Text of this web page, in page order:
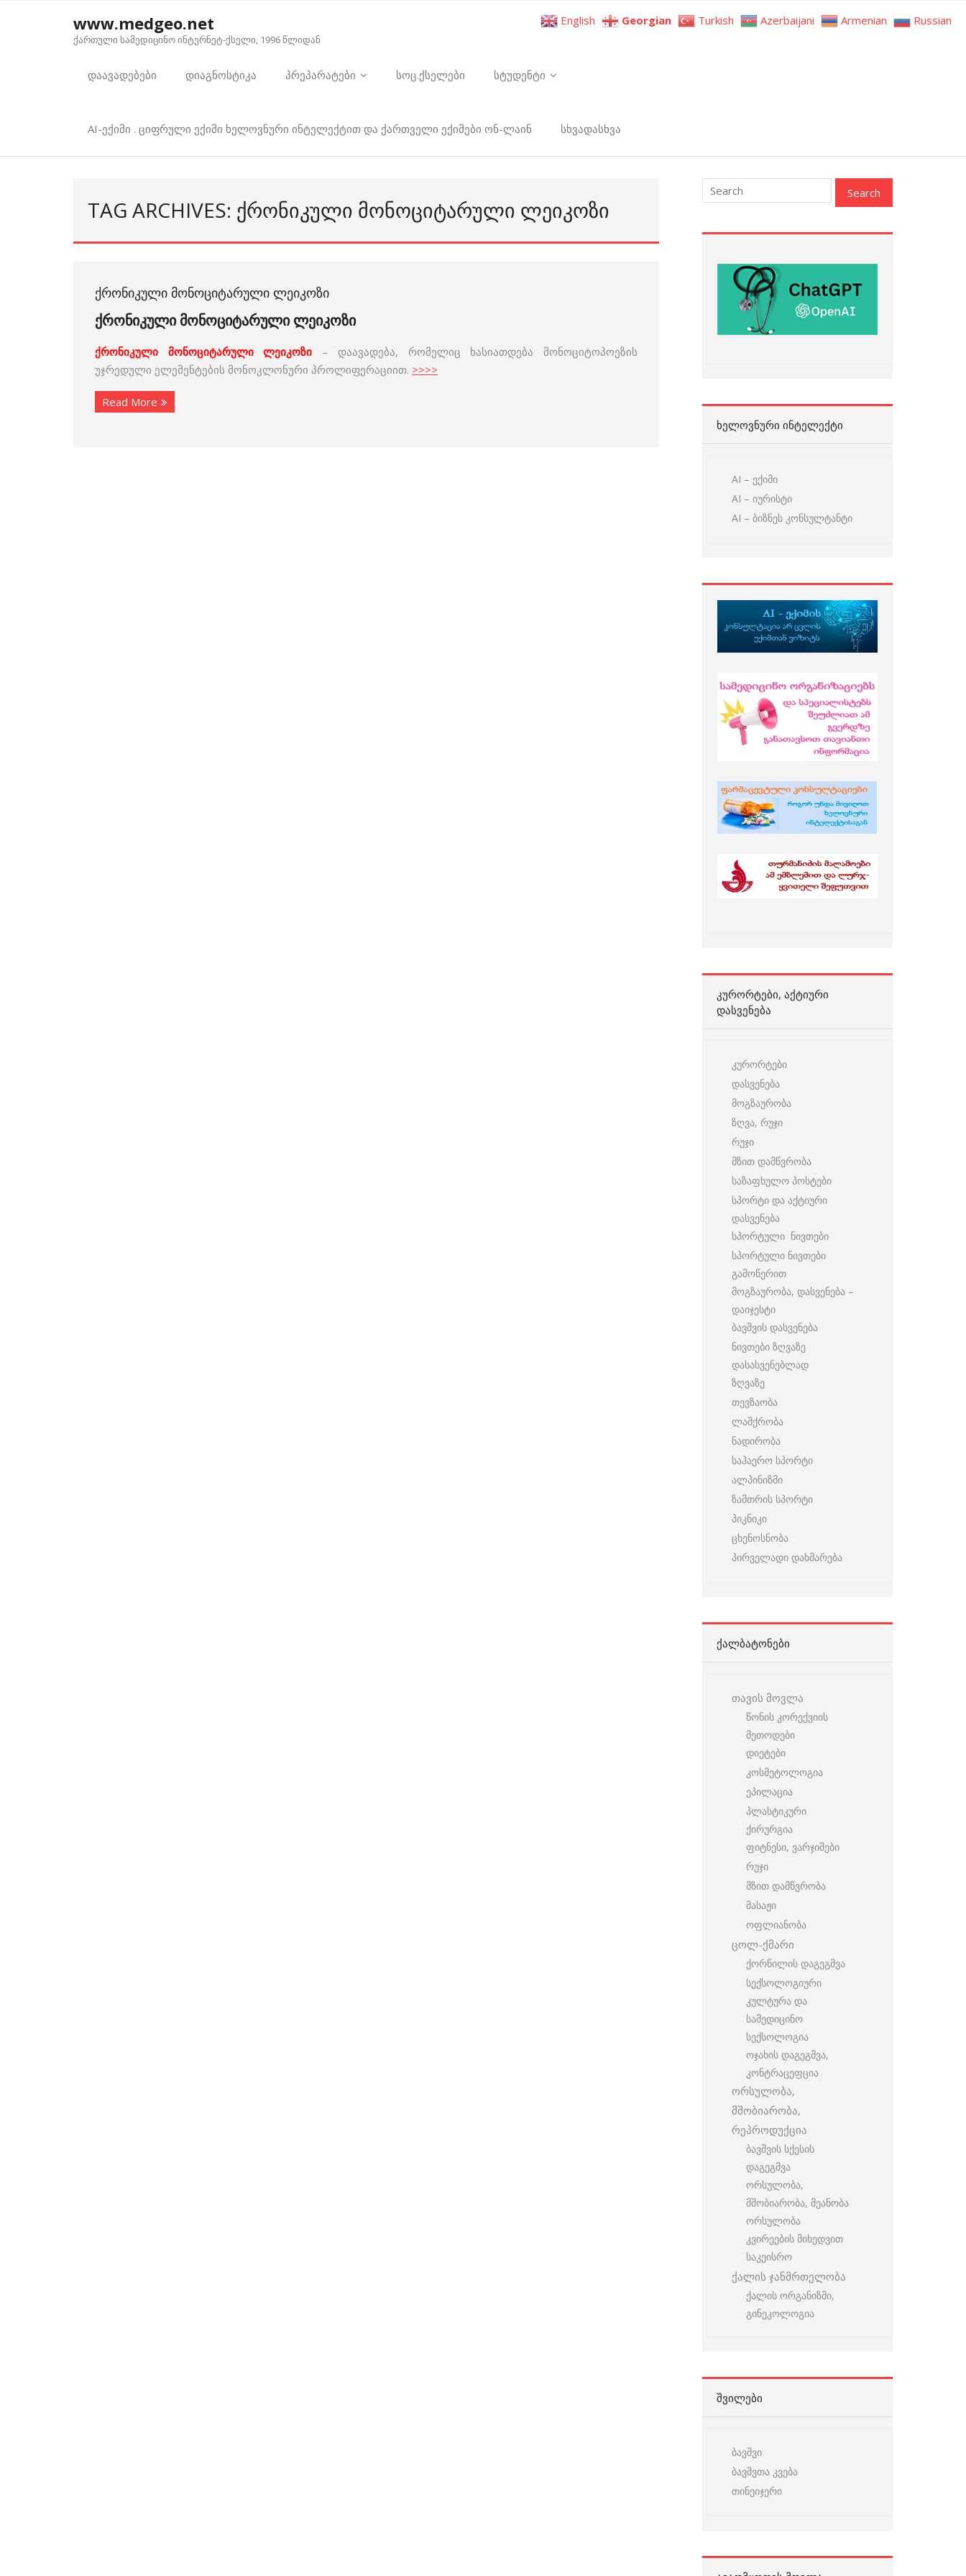
www.medgeo.net
ქართული სამედიცინო ინტერნეტ-ქსელი, 1996 წლიდან
დაავადებები დიაგნოსტიკა პრეპარატები სოც.ქსელები სტუდენტი
AI-ექიმი . ციფრული ექიმი ხელოვნური ინტელექტით და ქართველი ექიმები ონ-ლაინ სხვადასხვა
TAG ARCHIVES: ᲥᲠᲝᲜᲘᲙᲣᲚᲘ ᲛᲝᲜᲝᲪᲘᲢᲐᲠᲣᲚᲘ ᲚᲔᲘᲙᲝᲖᲘ
ᲥᲠᲝᲜᲘᲙᲣᲚᲘ ᲛᲝᲜᲝᲪᲘᲢᲐᲠᲣᲚᲘ ᲚᲔᲘᲙᲝᲖᲘ
ქრონიკული მონოციტარული ლეიკოზი
ქრონიკული მონოციტარული ლეიკოზი – დაავადება, რომელიც ხასიათდება მონოციტოპოეზის
უჯრედული ელემენტების მონოკლონური პროლიფერაციით. >>>>
Read More
ᲮᲔᲚᲝᲕᲜᲣᲠᲘ ᲘᲜᲢᲔᲚᲔᲥᲢᲘ
AI – ექიმი
AI – იურისტი
AI – ბიზნეს კონსულტანტი
ᲙᲣᲠᲝᲠᲢᲔᲑᲘ, ᲐᲥᲢᲘᲣᲠᲘ
ᲓᲐᲡᲕᲔᲜᲔᲑᲐ
კურორტები
დასვენება
მოგზაურობა
ზღვა, რუჯი
რუჯი
მზით დამწვრობა
საზაფხულო პოსტები
სპორტი და აქტიური
დასვენება
სპორტული ნივთები
სპორტული ნივთები
გამოწერით
მოგზაურობა, დასვენება –
დაიჯესტი
ბავშვის დასვენება
ნივთები ზღვაზე
დასასვენებლად
ზღვაზე
თევზაობა
ლაშქრობა
ნადირობა
საჰაერო სპორტი
ალპინიზმი
ზამთრის სპორტი
პიკნიკი
ცხენოსნობა
პირველადი დახმარება
ᲥᲐᲚᲑᲐᲢᲝᲜᲔᲑᲘ
თავის მოვლა
წონის კორექვიის
მეთოდები
დიეტები
კოსმეტოლოგია
ეპილაცია
პლასტიკური
ქირურგია
ფიტნესი, ვარჯიშები
რუჯი
მზით დამწვრობა
მასაჟი
ოფლიანობა
ცოლ-ქმარი
ქორწილის დაგეგმვა
სექსოლოგიური
კულტურა და
სამედიცინო
სექსოლოგია
ოჯახის დაგეგმვა,
კონტრაცეფცია
ორსულობა,
მშობიარობა,
რეპროდუქცია
ბავშვის სქესის
დაგეგმვა
ორსულობა,
მშობიარობა, მეანობა
ორსულობა
კვირეების მიხედვით
საკეისრო
ქალის ჯანმრთელობა
ქალის ორგანიზმი,
გინეკოლოგია
ᲨᲕᲘᲚᲔᲑᲘ
ბავშვი
ბავშვთა კვება
თინეიჯერი
English Georgian Turkish Azerbaijani Armenian Russian